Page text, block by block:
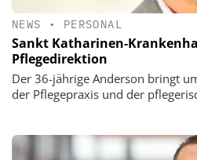
NEWS • PERSONAL
Sankt Katharinen-
Pflegedirektion
Der 36-jährige Anderson bringt
der Pflegepraxis und der